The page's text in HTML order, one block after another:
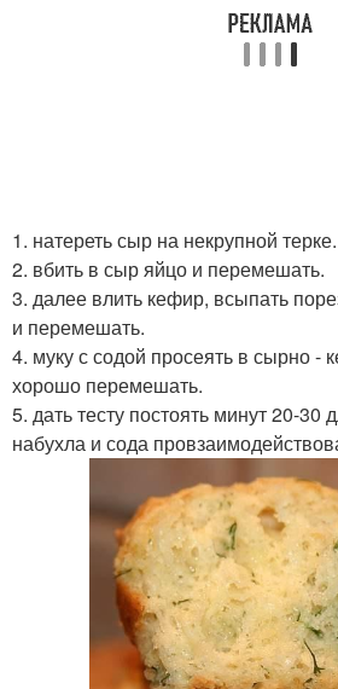
1. натереть сыр на некрупной терке.
2. вбить в сыр яйцо и перемешать.
3. далее влить кефир, всыпать
и перемешать.
4. муку с содой просеять в сырно -
хорошо перемешать.
5. дать тесту постоять минут 20-30
набухла и сода